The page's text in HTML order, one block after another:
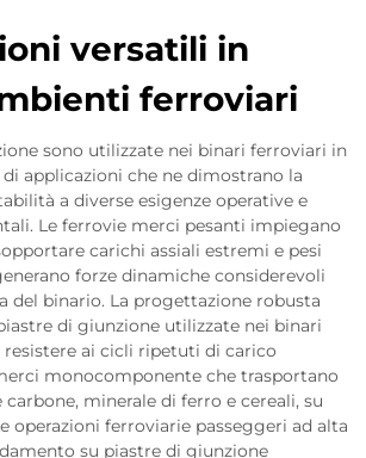
versatili in
ferroviari
sono utilizzate nei binari ferroviari in
applicazioni che ne dimostrano la
a diverse esigenze operative e
Le ferrovie merci pesanti impiegano
carichi assiali estremi e pesi
forze dinamiche considerevoli
del binario. La progettazione robusta
di giunzione utilizzate nei binari
ai cicli ripetuti di carico
monocomponente che trasportano
minerale di ferro e cereali, su
operazioni ferroviarie passeggeri ad alta
su piastre di giunzione